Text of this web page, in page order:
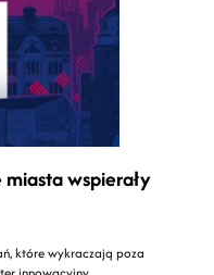
wspierały
które wykraczają poza